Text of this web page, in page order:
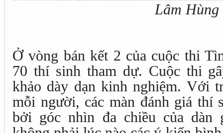
Lâm Hùng
Ở vòng bán kết 2 của cuộc thi
70 thí sinh tham dự. Cuộc thi
khảo dày dạn kinh nghiệm. Với
mỗi người, các màn đánh giá thí
bởi góc nhìn đa chiều của dàn